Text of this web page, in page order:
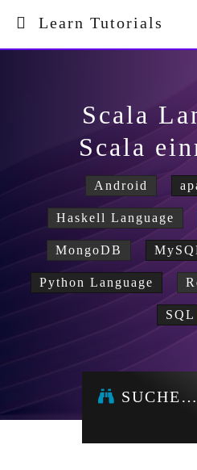
Learn Tutorials
Scala
Scala
Android
Haskell Language
MongoDB
Python Language
SQL
SUCHE…